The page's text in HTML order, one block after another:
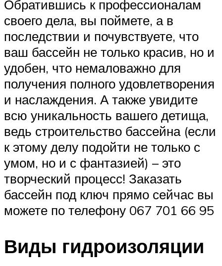
Обратившись к профессионалам
своего дела, вы поймете, а в
последствии и почувствуете, что
ваш бассейн не только красив, но и
удобен, что немаловажно для
получения полного удовлетворения
и наслаждения. А также увидите
всю уникальность вашего детища,
ведь строительство бассейна (если
к этому делу подойти не только с
умом, но и с фантазией) – это
творческий процесс! Заказать
бассейн под ключ прямо сейчас вы
можете по телефону 067 701 66 95
Виды гидроизоляции